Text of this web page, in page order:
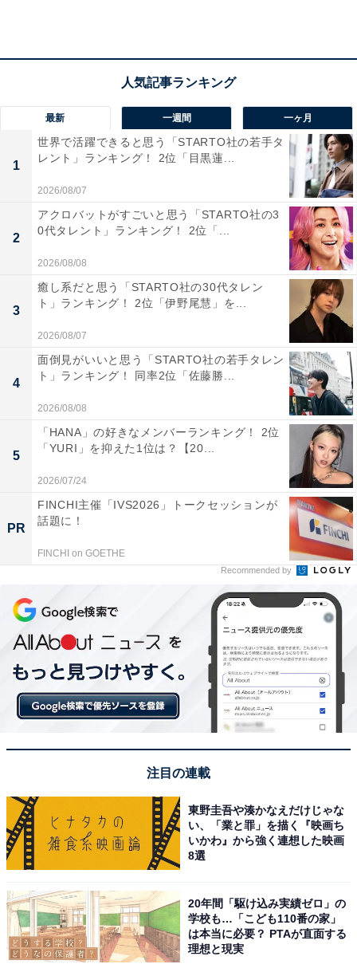
第2位：兵庫県養父市
第2位は「兵庫県養父市（やぶし）」でした。兵庫県北
部、但馬地域の中央に位置する養父市。市の東部には一
級河川の円山川が流れています。西側には兵庫県最高峰
の氷ノ山や鉢伏山、ハチ高原・若杉高原があり、北側に
は妙見山がそびえ、雄大な自然に包まれています。
また、スキーやスノーボード、合宿活動なども盛んに行
われており、京阪神や中国四国圏におけるアウトドアの
拠点としても有名です。気候は多雨多湿で、冬季は積雪
も多いエリアですが、四季折々の表情を見せてくれま
す。
第1位：大分県豊後高田市
第1位は「大分県豊後高田市（ぶんごたかだし）」でし
た。国東半島の西部にあり、北は周防灘に面し、温暖な
瀬戸内式気候に恵まれた地域です。瀬戸内海国立公園・
ど、豊かな自然と歴史に彩られています。
市内には、それぞれ泉質が異なる6つの温泉が点在して
最新 一週間 一ヶ月
1
世界で活躍できると思う「STARTO社の若手タ
レント」ランキング！ 2位「目黒蓮...
2026/08/07
2
アクロバットがすごいと思う「STARTO社の3
0代タレント」ランキング！ 2位「...
2026/08/08
3
癒し系だと思う「STARTO社の30代タレン
ト」ランキング！ 2位「伊野尾慧」を...
2026/08/07
4
面倒見がいいと思う「STARTO社の若手タレン
ト」ランキング！ 同率2位「佐藤勝...
2026/08/08
5
「HANA」の好きなメンバーランキング！ 2位
「YURI」を抑えた1位は？【20...
2026/07/24
PR
FINCHI主催「IVS2026」トークセッションが
話題に！
FINCHI on GOETHE
Recommended by
注目の連載
東野圭吾や湊かなえだけじゃな
い、「業と罪」を描く『映画ち
いかわ』から強く連想した映画
8選
20年間「駆け込み実績ゼロ」の
学校も…「こども110番の家」
は本当に必要？ PTAが直面する
理想と現実